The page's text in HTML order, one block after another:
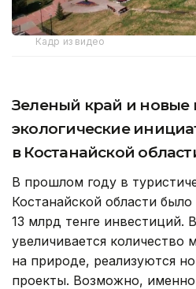
Кадр из видео
Зеленый край и новые
экологические
в Костанайской
В прошлом году в
Костанайской области
13 млрд тенге инвестиций.
увеличивается количество
на природе, реализуются
проекты. Возможно,